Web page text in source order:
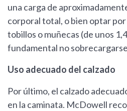
una carga de
corporal total, o bien optar por
tobillos o muñecas (de unos
fundamental no
Uso adecuado del calzado
Por último, el calzado
en la caminata. McDowell